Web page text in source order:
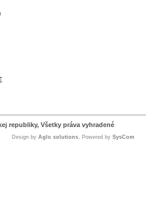
republiky, Všetky práva vyhradené
Design by Aglo solutions, Powered by SysCom